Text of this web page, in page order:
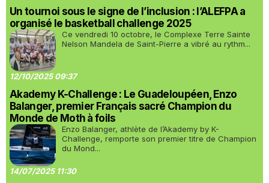
Un tournoi sous le signe de l’inclusion : l’ALEFPA a
organisé le basketball challenge 2025
Ce vendredi 10 octobre, le Complexe Terre Sainte
Nelson Mandela de Saint-Pierre a vibré au rythm...
12/10/2025 09:37
Akademy K-Challenge : Le Guadeloupéen, Enzo
Balanger, premier Français sacré Champion du
Monde de Moth à foils
Enzo Balanger, athlète de l’Akademy by K-
Challenge, remporte son premier titre de Champion
du Mond...
14/07/2025 11:30